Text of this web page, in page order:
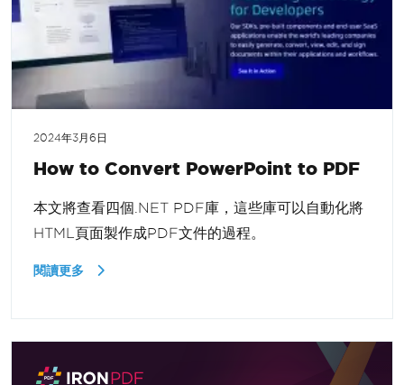
2024年3月6日
How to Convert PowerPoint to PDF
本文將查看四個.NET PDF庫，這些庫可以自動化將
HTML頁面製作成PDF文件的過程。
閱讀更多